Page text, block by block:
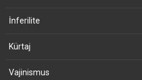
İnferilite
Kürtaj
Vajinismus